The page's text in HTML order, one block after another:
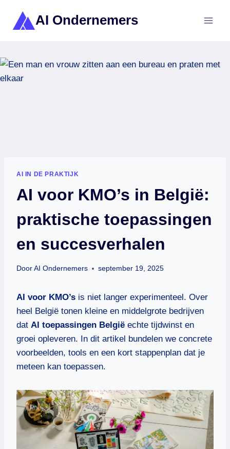
AI Ondernemers
AI IN DE PRAKTIJK
AI voor KMO’s in België:
praktische toepassingen
en succesverhalen
Door AI Ondernemers september 19, 2025
AI voor KMO’s is niet langer experimenteel. Over
heel België tonen kleine en middelgrote bedrijven
dat AI toepassingen België echte tijdwinst en
groei opleveren. In dit artikel bundelen we concrete
voorbeelden, tools en een kort stappenplan dat je
meteen kan toepassen.